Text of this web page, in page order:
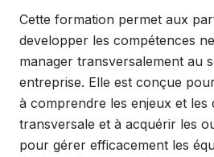
Cette formation permet aux
developper les compétences
manager transversalement au
entreprise. Elle est conçue
à comprendre les enjeux et les
transversale et à acquérir les
pour gérer efficacement les